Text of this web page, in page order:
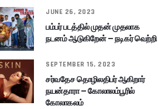
JUNE 26, 2023
பம்பர் படத்தில் முதன் முதலாக
நடனம் ஆடுகிறேன் – நடிகர் வெற்றி
SEPTEMBER 15, 2023
சர்வதேச தொழிலதிபர் ஆகிறார்
நயன்தாரா – கோலாலம்பூரில்
கோலாகலம்